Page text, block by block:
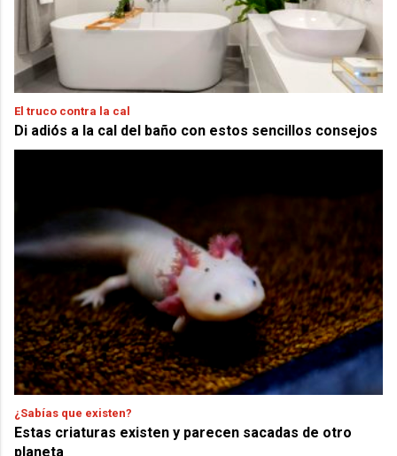
El truco contra la cal
Di adiós a la cal del baño con estos sencillos consejos
¿Sabías que existen?
Estas criaturas existen y parecen sacadas de otro
planeta